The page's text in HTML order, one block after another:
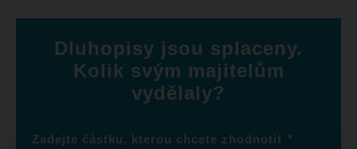
Dluhopisy jsou splaceny.
Kolik svým majitelům
vydělaly?
Zadejte částku, kterou chcete zhodnotit *